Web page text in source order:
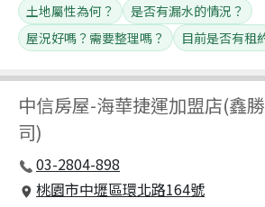
中信房屋-海華捷運加盟店(鑫
司)
03-2804-898
桃園市中壢區環北路164號
土地屬性為何？
是否有漏水的情況？
屋況好嗎？需要整理嗎？
目前是否有租